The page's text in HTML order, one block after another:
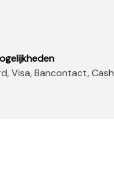
Visa, Bancontact, Cash